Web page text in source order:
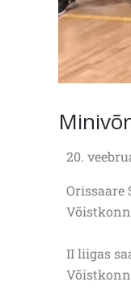
20.
Orissaare
II liigas